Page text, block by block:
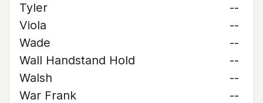
Tyler
--
Viola
--
Wade
--
Wall Handstand Hold
--
Walsh
--
War Frank
--